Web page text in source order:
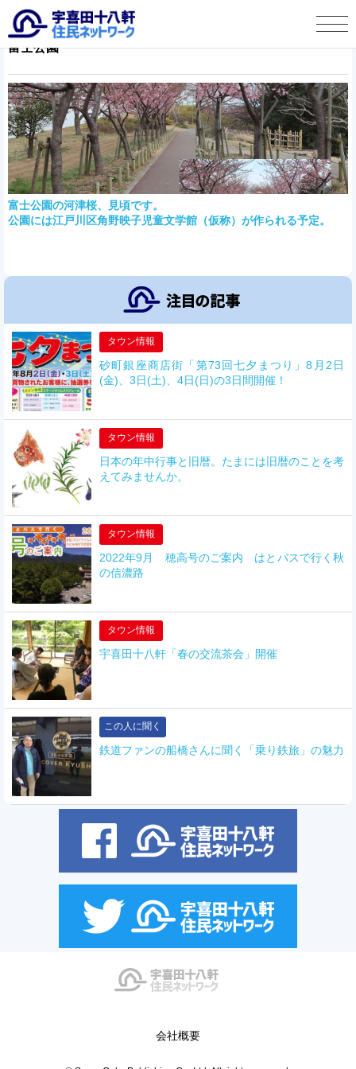
タウン情報
この人に聞く
宇喜田十八軒自治会より
お便り投稿
富士公園
富士公園の河津桜、見頃です。
公園には江戸川区角野映子児童文学館（仮称）が作られる予定。
タウン情報
砂町銀座商店街「第73回七夕まつり」8月2日
(金)、3日(土)、4日(日)の3日間開催！
タウン情報
日本の年中行事と旧暦。たまには旧暦のことを考
えてみませんか。
タウン情報
2022年9月 穂高号のご案内 はとバスで行く秋
の信濃路
タウン情報
宇喜田十八軒「春の交流茶会」開催
この人に聞く
鉄道ファンの船橋さんに聞く「乗り鉄旅」の魅力
会社概要